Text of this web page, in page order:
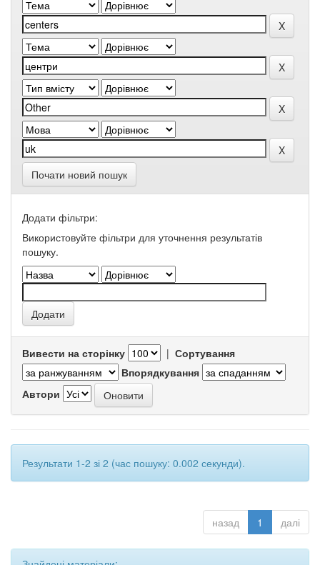
Почати новий пошук
Додати фільтри:
Використовуйте фільтри для уточнення результатів
пошуку.
Вивести на сторінку | Сортування
Впорядкування
Автори
Результати 1-2 зі 2 (час пошуку: 0.002 секунди).
назад 1 далі